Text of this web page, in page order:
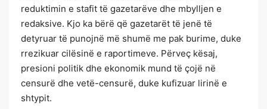
reduktimin e stafit të gazetarëve dhe mbylljen e
redaksive. Kjo ka bërë që gazetarët të jenë të
detyruar të punojnë më shumë me pak burime, duke
rrezikuar cilësinë e raportimeve. Përveç kësaj,
presioni politik dhe ekonomik mund të çojë në
censurë dhe vetë-censurë, duke kufizuar lirinë e
shtypit.